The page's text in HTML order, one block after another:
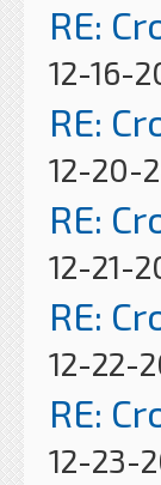
RE:
12-16-
RE:
12-20-
RE:
12-21-
RE:
12-22-
RE:
12-23-